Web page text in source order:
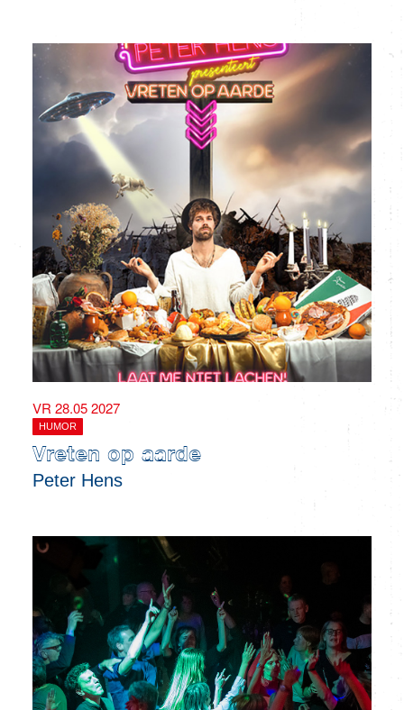
VR 28.05 2027
HUMOR
Vreten op aarde
Peter Hens